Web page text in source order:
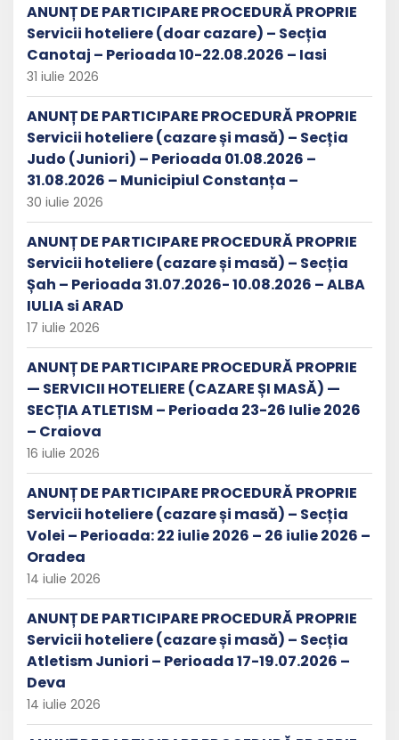
ANUNȚ DE PARTICIPARE PROCEDURĂ PROPRIE
Servicii hoteliere (doar cazare) – Secția
Canotaj – Perioada 10-22.08.2026 – Iasi
31 iulie 2026
ANUNȚ DE PARTICIPARE PROCEDURĂ PROPRIE
Servicii hoteliere (cazare și masă) – Secția
Judo (Juniori) – Perioada 01.08.2026 –
31.08.2026 – Municipiul Constanța –
30 iulie 2026
ANUNȚ DE PARTICIPARE PROCEDURĂ PROPRIE
Servicii hoteliere (cazare și masă) – Secția
Șah – Perioada 31.07.2026- 10.08.2026 – ALBA
IULIA si ARAD
17 iulie 2026
ANUNȚ DE PARTICIPARE PROCEDURĂ PROPRIE
— SERVICII HOTELIERE (CAZARE ȘI MASĂ) —
SECȚIA ATLETISM – Perioada 23-26 Iulie 2026
– Craiova
16 iulie 2026
ANUNȚ DE PARTICIPARE PROCEDURĂ PROPRIE
Servicii hoteliere (cazare și masă) – Secția
Volei – Perioada: 22 iulie 2026 – 26 iulie 2026 –
Oradea
14 iulie 2026
ANUNȚ DE PARTICIPARE PROCEDURĂ PROPRIE
Servicii hoteliere (cazare și masă) – Secția
Atletism Juniori – Perioada 17-19.07.2026 –
Deva
14 iulie 2026